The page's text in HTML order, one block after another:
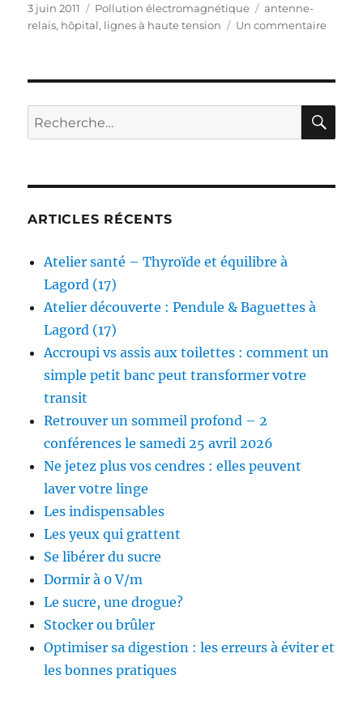
Publié
le
3 juin 2011 Catégories
Pollution électromagnétique Étiquettes
antenne-
relais, hôpital, lignes à haute tension Un commentairesur
ailes…
Recherche
pour :
ARTICLES RÉCENTS
Atelier santé – Thyroïde et équilibre à
Lagord (17)
Atelier découverte : Pendule & Baguettes à
Lagord (17)
Accroupi vs assis aux toilettes : comment un
simple petit banc peut transformer votre
transit
Retrouver un sommeil profond – 2
conférences le samedi 25 avril 2026
Ne jetez plus vos cendres : elles peuvent
laver votre linge
Les indispensables
Les yeux qui grattent
Se libérer du sucre
Dormir à 0 V/m
Le sucre, une drogue?
Stocker ou brûler
Optimiser sa digestion : les erreurs à éviter et
les bonnes pratiques